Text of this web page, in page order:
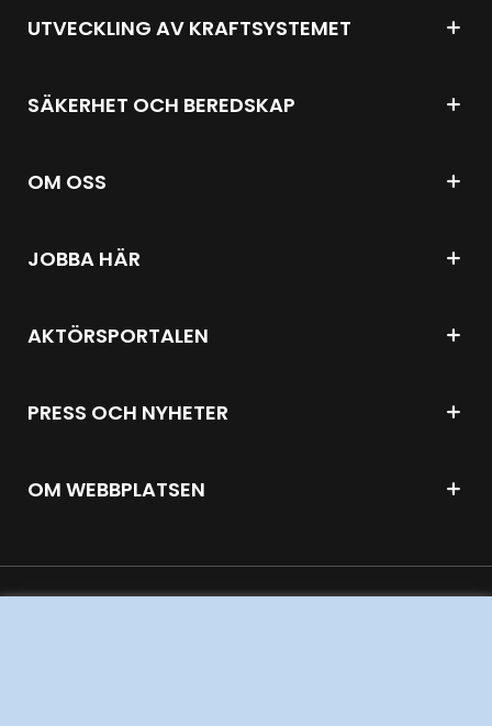
UTVECKLING AV KRAFTSYSTEMET
SÄKERHET OCH BEREDSKAP
OM OSS
JOBBA HÄR
AKTÖRSPORTALEN
PRESS OCH NYHETER
OM WEBBPLATSEN